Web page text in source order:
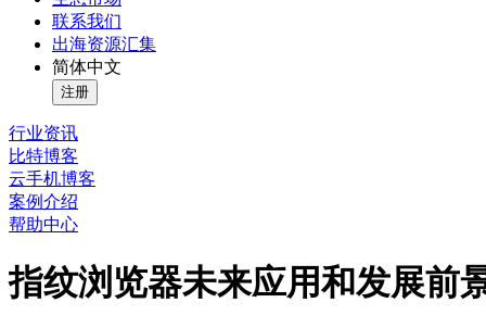
联系我们
出海资源汇集
简体中文
注册
行业资讯
比特博客
云手机博客
案例介绍
帮助中心
指纹浏览器未来应用和发展前